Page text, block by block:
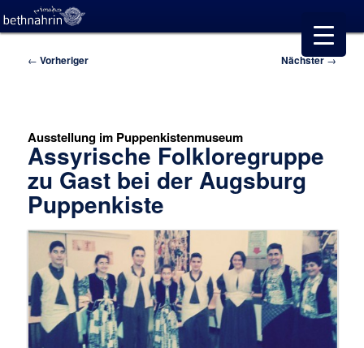
Beitragsnavigation
← Vorheriger Nächster→
Ausstellung im Puppenkistenmuseum
Assyrische Folkloregruppe
zu Gast bei der Augsburg
Puppenkiste